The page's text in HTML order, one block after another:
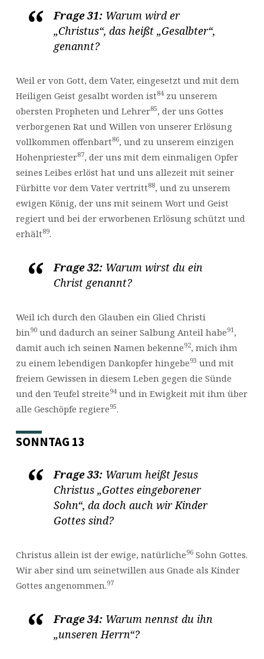
Frage 31:Warum wird er
„Christus“, das heißt „Gesalbter“,
genannt?
Weil er von Gott, dem Vater, eingesetzt und mit dem
Heiligen Geist gesalbt worden ist84zu unserem
obersten Propheten und Lehrer85, der uns Gottes
verborgenen Rat und Willen von unserer Erlösung
vollkommen offenbart86, und zu unserem einzigen
Hohenpriester87, der uns mit dem einmaligen Opfer
seines Leibes erlöst hat und uns allezeit mit seiner
Fürbitte vor dem Vater vertritt88, und zu unserem
ewigen König, der uns mit seinem Wort und Geist
regiert und bei der erworbenen Erlösung schützt und
erhält89.
Frage 32:Warum wirst du ein
Christ genannt?
Weil ich durch den Glauben ein Glied Christi
bin90und dadurch an seiner Salbung Anteil habe91,
damit auch ich seinen Namen bekenne92, mich ihm
zu einem lebendigen Dankopfer hingebe93 und mit
freiem Gewissen in diesem Leben gegen die Sünde
und den Teufel streite94und in Ewigkeit mit ihm über
alle Geschöpfe regiere95.
SONNTAG 13
Frage 33:Warum heißt Jesus
Christus „Gottes eingeborener
Sohn“, da doch auch wir Kinder
Gottes sind?
Christus allein ist der ewige, natürliche96Sohn Gottes.
Wir aber sind um seinetwillen aus Gnade als Kinder
Gottes angenommen.97
Frage 34:Warum nennst du ihn
„unseren Herrn“?